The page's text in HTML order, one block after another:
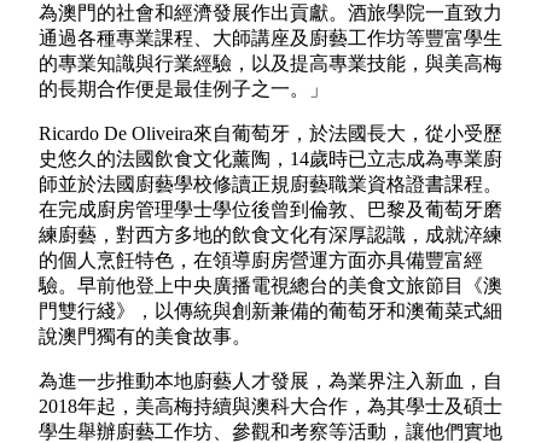
為澳門的社會和經濟發展作出貢獻。酒旅學院一直致力
通過各種專業課程、大師講座及廚藝工作坊等豐富學生
的專業知識與行業經驗，以及提高專業技能，與美高梅
的長期合作便是最佳例子之一。」
Ricardo De Oliveira來自葡萄牙，於法國長大，從小受歷
史悠久的法國飲食文化薰陶，14歲時已立志成為專業廚
師並於法國廚藝學校修讀正規廚藝職業資格證書課程。
在完成廚房管理學士學位後曾到倫敦、巴黎及葡萄牙磨
練廚藝，對西方多地的飲食文化有深厚認識，成就淬練
的個人烹飪特色，在領導廚房營運方面亦具備豐富經
驗。早前他登上中央廣播電視總台的美食文旅節目《澳
門雙行綫》，以傳統與創新兼備的葡萄牙和澳葡菜式細
說澳門獨有的美食故事。
為進一步推動本地廚藝人才發展，為業界注入新血，自
2018年起，美高梅持續與澳科大合作，為其學士及碩士
學生舉辦廚藝工作坊、參觀和考察等活動，讓他們實地